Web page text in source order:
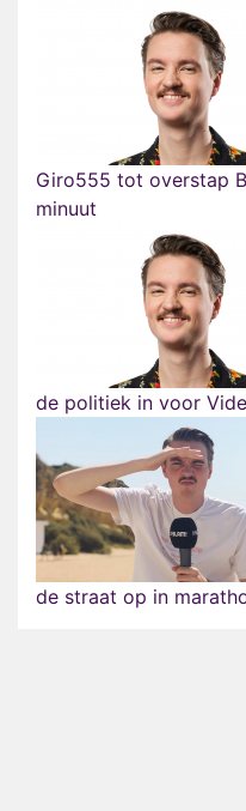
Giro555 tot overstap
minuut
de politiek in voor
de straat op in